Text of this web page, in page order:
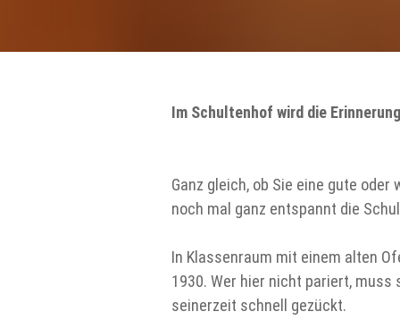
Im Schultenhof wird die
Ganz gleich, ob Sie eine gute
noch mal ganz entspannt die
In Klassenraum mit einem alten
1930. Wer hier nicht pariert,
seinerzeit schnell gezückt.